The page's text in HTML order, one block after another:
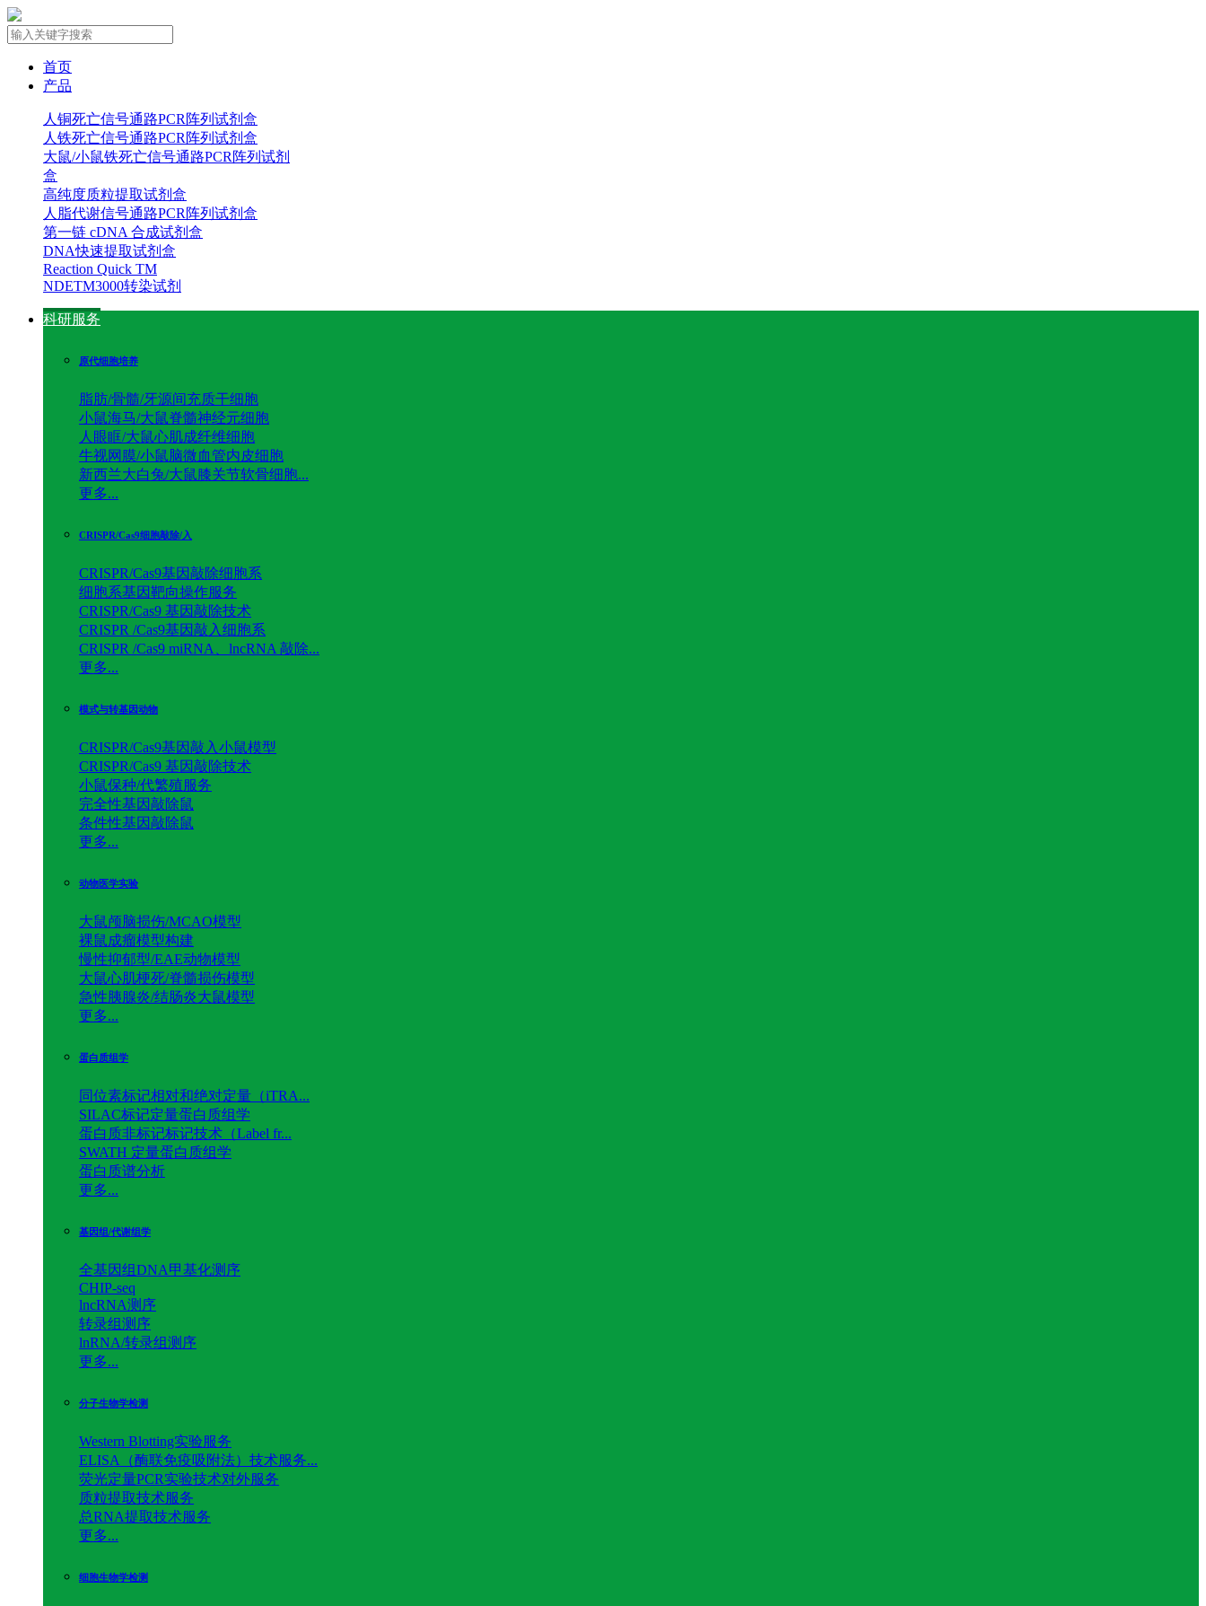
首页
产品
人铜死亡信号通路PCR阵列试剂盒
人铁死亡信号通路PCR阵列试剂盒
大鼠/小鼠铁死亡信号通路PCR阵列试剂
盒
高纯度质粒提取试剂盒
人脂代谢信号通路PCR阵列试剂盒
第一链 cDNA 合成试剂盒
DNA快速提取试剂盒
Reaction Quick TM
NDETM3000转染试剂
科研服务
原代细胞培养
脂肪/骨髓/牙源间充质干细胞
小鼠海马/大鼠脊髓神经元细胞
人眼眶/大鼠心肌成纤维细胞
牛视网膜/小鼠脑微血管内皮细胞
新西兰大白兔/大鼠膝关节软骨细胞...
更多...
CRISPR/Cas9细胞敲除/入
CRISPR/Cas9基因敲除细胞系
细胞系基因靶向操作服务
CRISPR/Cas9 基因敲除技术
CRISPR /Cas9基因敲入细胞系
CRISPR /Cas9 miRNA、lncRNA 敲除...
更多...
模式与转基因动物
CRISPR/Cas9基因敲入小鼠模型
CRISPR/Cas9 基因敲除技术
小鼠保种/代繁殖服务
完全性基因敲除鼠
条件性基因敲除鼠
更多...
动物医学实验
大鼠颅脑损伤/MCAO模型
裸鼠成瘤模型构建
慢性抑郁型/EAE动物模型
大鼠心肌梗死/脊髓损伤模型
急性胰腺炎/结肠炎大鼠模型
更多...
蛋白质组学
同位素标记相对和绝对定量（iTRA...
SILAC标记定量蛋白质组学
蛋白质非标记标记技术（Label fr...
SWATH 定量蛋白质组学
蛋白质谱分析
更多...
基因组/代谢组学
全基因组DNA甲基化测序
CHIP-seq
lncRNA测序
转录组测序
lnRNA/转录组测序
更多...
分子生物学检测
Western Blotting实验服务
ELISA（酶联免疫吸附法）技术服务...
荧光定量PCR实验技术对外服务
质粒提取技术服务
总RNA提取技术服务
更多...
细胞生物学检测